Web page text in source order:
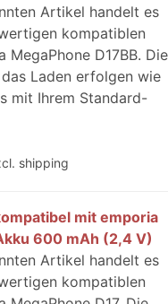
Artikel handelt es
kompatiblen
D17BB. Die
Laden erfolgen wie
mit Ihrem Standard-
shipping
mit emporia
600 mAh (2,4 V)
Artikel handelt es
kompatiblen